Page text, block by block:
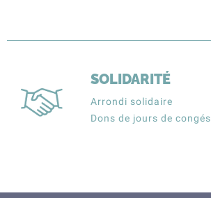
SOLIDARITÉ
Arrondi solidaire
Dons de jours de congés